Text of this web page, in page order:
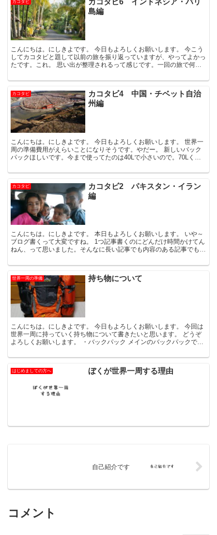
カコタビ
カコタビ6 インドネシア・バリ
島編
こんにちは。にしきよです。 今日もよろしくお願いします。 今こう
してカコタビと題して以前の旅を振り返っていますが、やってよかっ
たです。これ。 思い出が整理されるって感じです。一回の旅で何百
カコタビ
カコタビ4 中国・チベット自治
州編
こんにちは。にしきよです。 今日もよろしくお願いします。 世界一
周の準備費用がえらいことになりそうです。やだー。 新しいバック
パックほしいです。今まで使ってたのは40Lで小さいので。70Lくら
カコタビ
カコタビ2 パキスタン・イラン
編
こんにちは。にしきよです。 本日もよろしくお願いします。 いや～
ブログ書くって大変ですね。 1つ記事書くのにどんだけ時間かけてん
ねん、って思いました。そんなに長い記事でも内容のある記事でもな
世界一周の準備 持ち物について
こんにちは。にしきよです。 今日もよろしくお願いします。 今回は
世界一周に持っていく持ち物について書きたいと思います。 どうぞ
よろしくお願いします。 ・バックパック メインのバックパックで
はじめましての方へ ぼくが世界一周する理由
自己紹介です
コメント